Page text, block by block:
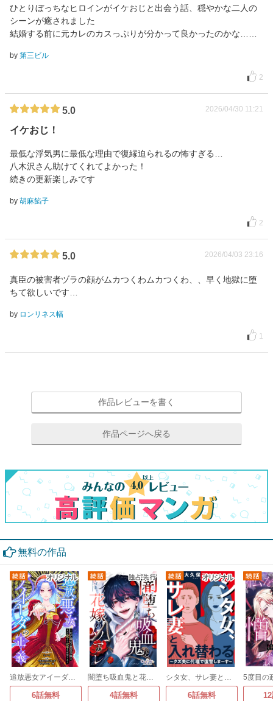
ひとりぼっちなヒロインがイケおじと出会う話、穏やかな二人の
シーンが癒されました
結婚する前に元カレのカスっぷりが分かって良かったのかな……
by 第三ビル
2
5.0 2026/04/30 11:21
イケおじ！
最低な浮気男に最低な理由で復縁迫られるの怖すぎる…
八木沢さん助けてくれてよかった！
続きの更新楽しみです
by 胡麻餡子
2
5.0 2026/04/03 23:16
真臣の被害者ヅラの顔がムカつくわムカつくわ、、早く地獄に堕
ちて欲しいです…
by ロンリネス幅
1
作品レビューを書く
作品ページへ戻る
無料の作品
追放悪女アイーダの正義～死亡確定の悪役令嬢は夫の愛より改革を所望する～
6話無料
闇堕ち吸血鬼と花嫁のソアレ
4話無料
シタ女、サレ妻と入れ替わる～クズ夫に代理で復讐しまーす～
6話無料